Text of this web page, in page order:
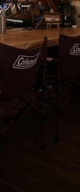
プバー